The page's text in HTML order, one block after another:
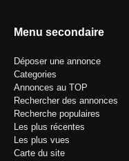
Menu secondaire
Déposer une annonce
Categories
Annonces au TOP
Rechercher des annonces
Recherche populaires
Les plus récentes
Les plus vues
Carte du site